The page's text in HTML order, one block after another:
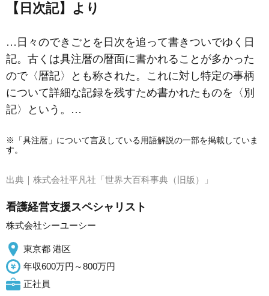
【日次記】より
…日々のできごとを日次を追って書きついでゆく日
記。古くは具注暦の暦面に書かれることが多かった
ので〈暦記〉とも称された。これに対し特定の事柄
について詳細な記録を残すため書かれたものを〈別
記〉という。…
※「具注暦」について言及している用語解説の一部を掲載していま
す。
出典｜ 株式会社平凡社「世界大百科事典（旧版）」
看護経営支援スペシャリスト
株式会社シーユーシー
東京都 港区
年収600万円～800万円
正社員